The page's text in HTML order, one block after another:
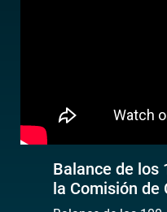
Balance de los
la Comisión de